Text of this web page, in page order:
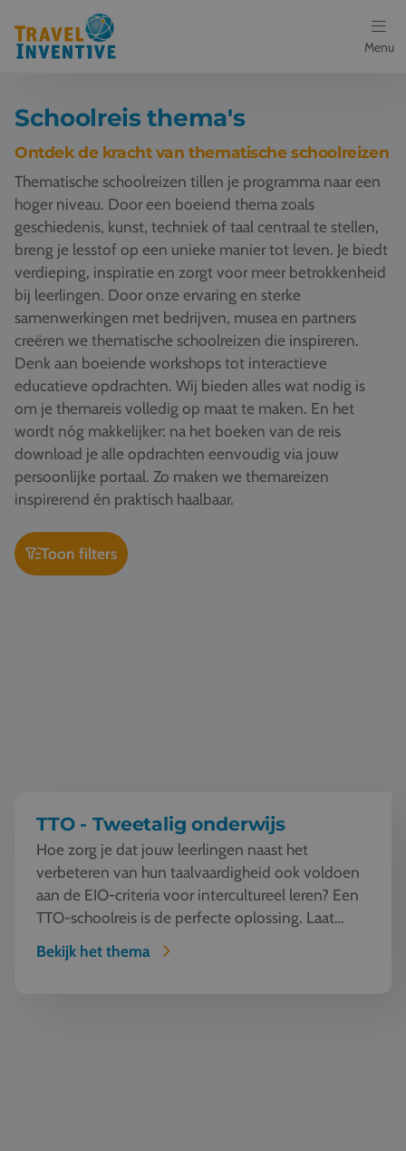
Menu
Bestemmingen
Schoolreis thema's
Voor docenten
Over ons
Een offerte aanvragen
Referenties
Vacatures
Contact
076 522 30 57
Klantportaal
Schoolreis thema's
Ontdek de kracht van thematische schoolreizen
Thematische schoolreizen tillen je programma naar een
hoger niveau. Door een boeiend thema zoals
geschiedenis, kunst, techniek of taal centraal te stellen,
breng je lesstof op een unieke manier tot leven. Je biedt
verdieping, inspiratie en zorgt voor meer betrokkenheid
bij leerlingen. Door onze ervaring en sterke
samenwerkingen met bedrijven, musea en partners
creëren we thematische schoolreizen die inspireren.
Denk aan boeiende workshops tot interactieve
educatieve opdrachten. Wij bieden alles wat nodig is
om je themareis volledig op maat te maken. En het
wordt nóg makkelijker: na het boeken van de reis
download je alle opdrachten eenvoudig via jouw
persoonlijke portaal. Zo maken we themareizen
inspirerend én praktisch haalbaar.
Toon filters
TTO - Tweetalig onderwijs
Hoe zorg je dat jouw leerlingen naast het
verbeteren van hun taalvaardigheid ook voldoen
aan de EIO-criteria voor intercultureel leren? Een
TTO-schoolreis is de perfecte oplossing. Laat
jouw l...
Bekijk het thema